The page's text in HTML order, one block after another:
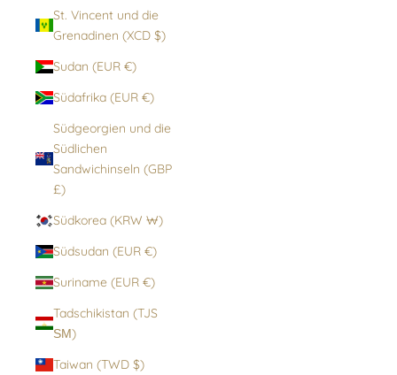
St. Vincent und die
Grenadinen (XCD $)
Sudan (EUR €)
Südafrika (EUR €)
Südgeorgien und die
Südlichen
Sandwichinseln (GBP
£)
Südkorea (KRW ₩)
Südsudan (EUR €)
Suriname (EUR €)
Tadschikistan (TJS
ЅМ)
Taiwan (TWD $)